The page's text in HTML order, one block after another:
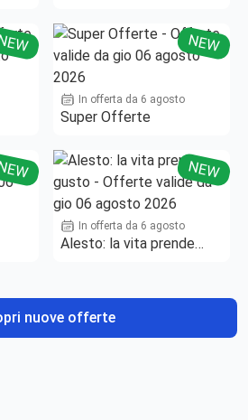
NEW
In offerta da 6 agosto
Super Offerte
NEW
In offerta da 6 agosto
Alesto: la vita prende
nuove offerte